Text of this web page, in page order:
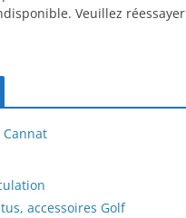
Veuillez réessayer
Cannat
accessoires Golf